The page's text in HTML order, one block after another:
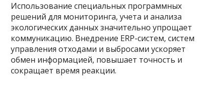
Использование специальных программных
решений для мониторинга, учета и анализа
экологических данных значительно упрощает
коммуникацию. Внедрение ERP-систем, систем
управления отходами и выбросами ускоряет
обмен информацией, повышает точность и
сокращает время реакции.